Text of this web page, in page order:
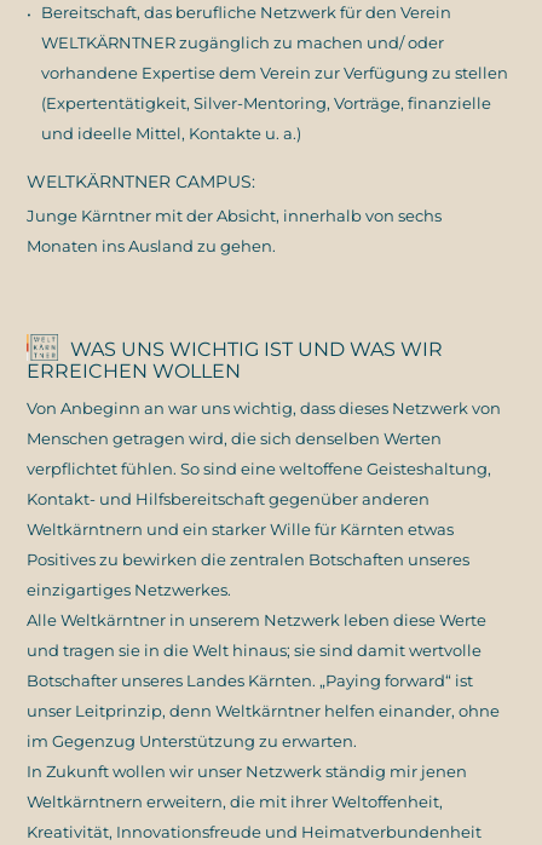
Bereitschaft, das berufliche Netzwerk für den Verein
WELTKÄRNTNER zugänglich zu machen und/ oder
vorhandene Expertise dem Verein zur Verfügung zu stellen
(Expertentätigkeit, Silver-Mentoring, Vorträge, finanzielle
und ideelle Mittel, Kontakte u. a.)
WELTKÄRNTNER CAMPUS:
Junge Kärntner mit der Absicht, innerhalb von sechs
Monaten ins Ausland zu gehen.
WAS UNS WICHTIG IST UND WAS WIR
ERREICHEN WOLLEN
Von Anbeginn an war uns wichtig, dass dieses Netzwerk von
Menschen getragen wird, die sich denselben Werten
verpflichtet fühlen. So sind eine weltoffene Geisteshaltung,
Kontakt- und Hilfsbereitschaft gegenüber anderen
Weltkärntnern und ein starker Wille für Kärnten etwas
Positives zu bewirken die zentralen Botschaften unseres
einzigartiges Netzwerkes.
Alle Weltkärntner in unserem Netzwerk leben diese Werte
und tragen sie in die Welt hinaus; sie sind damit wertvolle
Botschafter unseres Landes Kärnten. „Paying forward“ ist
unser Leitprinzip, denn Weltkärntner helfen einander, ohne
im Gegenzug Unterstützung zu erwarten.
In Zukunft wollen wir unser Netzwerk ständig mir jenen
Weltkärntnern erweitern, die mit ihrer Weltoffenheit,
Kreativität, Innovationsfreude und Heimatverbundenheit